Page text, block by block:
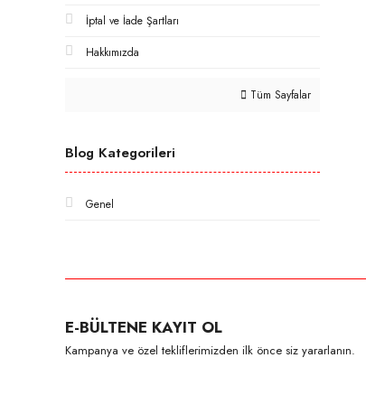
İptal ve İade Şartları
Hakkımızda
Tüm Sayfalar
Blog Kategorileri
Genel
E-BÜLTENE KAYIT OL
Kampanya ve özel tekliflerimizden ilk önce siz yararlanın.